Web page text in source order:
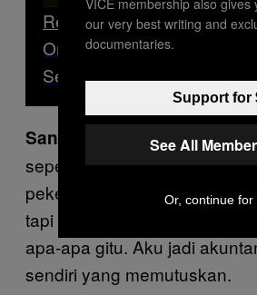
Read Next
Om-Tante, Tolong Berhenti
Semua Anak Muda
Sandra
: Tidak mematok
seperti apa atau menjadi
pekerjaan. Dulu, aku
tapi aku enggak mau, terus
apa-apa gitu. Aku jadi
sendiri yang memutuskan.
our very best writing and
documentaries.
Support for
See All
Or, continue for